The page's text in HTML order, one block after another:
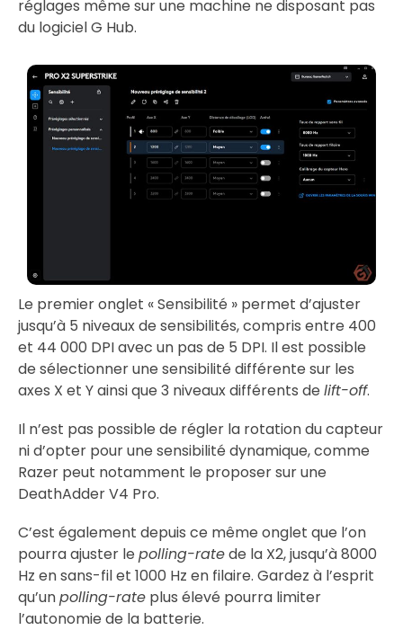
réglages même sur une machine ne disposant pas
du logiciel G Hub.
Le premier onglet « Sensibilité » permet d’ajuster
jusqu’à 5 niveaux de sensibilités, compris entre 400
et 44 000 DPI avec un pas de 5 DPI. Il est possible
de sélectionner une sensibilité différente sur les
axes X et Y ainsi que 3 niveaux différents de lift-off.
Il n’est pas possible de régler la rotation du capteur
ni d’opter pour une sensibilité dynamique, comme
Razer peut notamment le proposer sur une
DeathAdder V4 Pro.
C’est également depuis ce même onglet que l’on
pourra ajuster le polling-ratede la X2, jusqu’à 8000
Hz en sans-fil et 1000 Hz en filaire. Gardez à l’esprit
qu’unpolling-rate plus élevé pourra limiter
l’autonomie de la batterie.